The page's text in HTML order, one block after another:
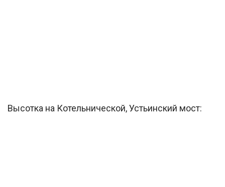
Высотка на Котельнической, Устьинский мост: